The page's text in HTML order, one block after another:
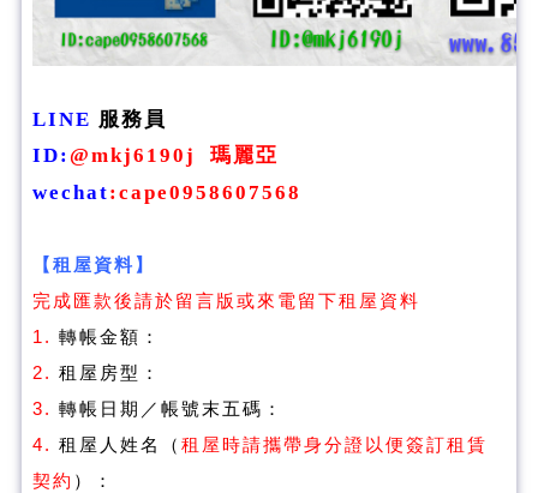
LINE 服務員
ID: @mkj6190j
瑪麗亞
wechat:cape0958607568
【租屋資料】
完成匯款後請於留言版或來電留下租屋資料
1. 轉帳金額：
2. 租屋房型：
3. 轉帳日期／帳號末五碼：
4. 租屋人姓名（ 租屋時請攜帶身分證以便簽訂租賃
契約 ）：